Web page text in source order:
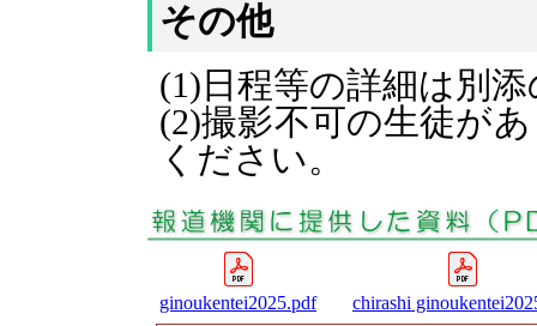
その他
(1)日程等の詳細は別
(2)撮影不可の生徒が
ください。
ginoukentei2025.pdf chirashi